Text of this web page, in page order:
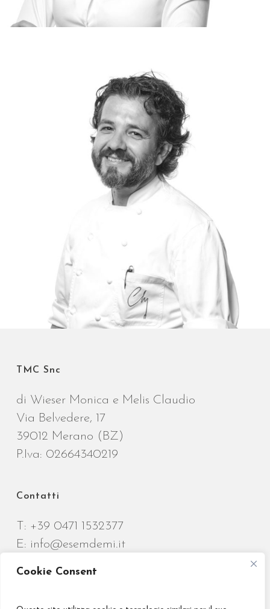
Cookie Consent
TMC Snc
di Wieser Monica e Melis Claudio
Via Belvedere, 17
39012 Merano (BZ)
P.Iva: 02664340219
Contatti
T: +39 0471 1532377
E: info@esemdemi.it